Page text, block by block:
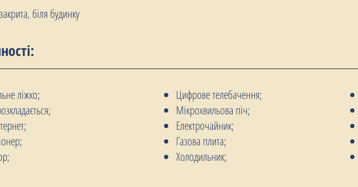
біля будинку
ліжко;
Цифрове телебачення;
Мікрохвильова піч;
Електрочайник;
Газова плита;
Холодильник;